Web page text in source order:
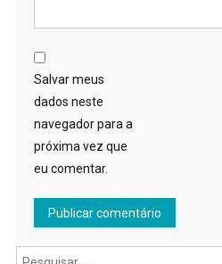
Salvar meus
dados neste
navegador para a
próxima vez que
eu comentar.